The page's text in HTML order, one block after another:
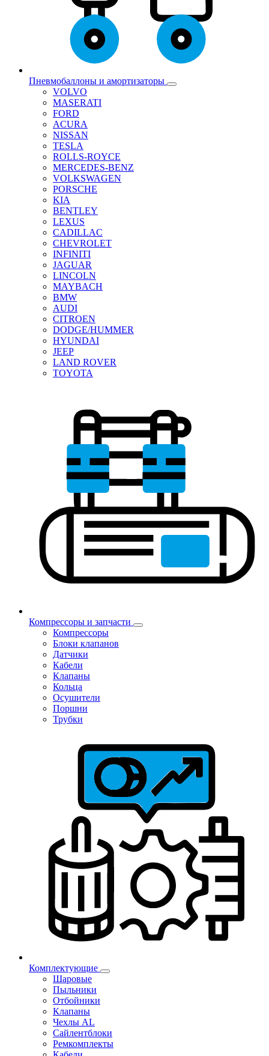
Пневмобаллоны и амортизаторы
VOLVO
MASERATI
FORD
ACURA
NISSAN
TESLA
ROLLS-ROYCE
MERCEDES-BENZ
VOLKSWAGEN
PORSCHE
KIA
BENTLEY
LEXUS
CADILLAC
CHEVROLET
INFINITI
JAGUAR
LINCOLN
MAYBACH
BMW
AUDI
CITROEN
DODGE/HUMMER
HYUNDAI
JEEP
LAND ROVER
TOYOTA
Компрессоры и запчасти
Компрессоры
Блоки клапанов
Датчики
Кабели
Клапаны
Кольца
Осушители
Поршни
Трубки
Комплектующие
Шаровые
Пыльники
Отбойники
Клапаны
Чехлы AL
Сайлентблоки
Ремкомплекты